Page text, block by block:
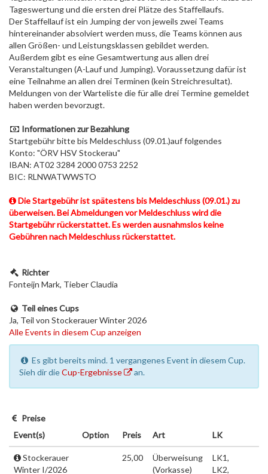
Tageswertung und die ersten drei Plätze des Staffellaufs.
Der Staffellauf ist ein Jumping der von jeweils zwei Teams
hintereinander absolviert werden muss, die Teams können aus
allen Größen- und Leistungsklassen gebildet werden.
Außerdem gibt es eine Gesamtwertung aus allen drei
Veranstaltungen (A-Lauf und Jumping). Voraussetzung dafür ist
eine Teilnahme an allen drei Terminen (kein Streichresultat).
Meldungen von der Warteliste die für alle drei Termine gemeldet
haben werden bevorzugt.
Informationen zur Bezahlung
Startgebühr bitte bis Meldeschluss (09.01.)auf folgendes
Konto: "ÖRV HSV Stockerau"
IBAN: AT02 3284 2000 0753 2252
BIC: RLNWATWWSTO
Die Startgebühr ist spätestens bis Meldeschluss (09.01.) zu
überweisen. Bei Abmeldungen vor Meldeschluss wird die
Startgebühr rückerstattet. Es werden ausnahmslos keine
Gebühren nach Meldeschluss rückerstattet.
Richter
Fonteijn Mark, Tieber Claudia
Teil eines Cups
Ja, Teil von Stockerauer Winter 2026
Alle Events in diesem Cup anzeigen
Es gibt bereits mind. 1 vergangenes Event in diesem Cup.
Sieh dir dieCup-Ergebnisse an.
Preise
Event(s)
Option Preis Art LK
Stockerauer
Winter I/2026
25,00
Überweisung
(Vorkasse)
LK1,
LK2,